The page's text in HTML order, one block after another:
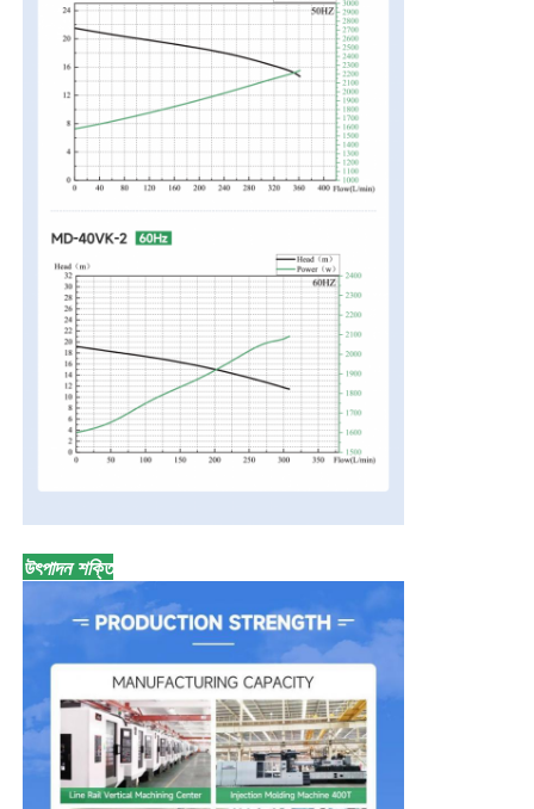
উৎপাদন শক্তি